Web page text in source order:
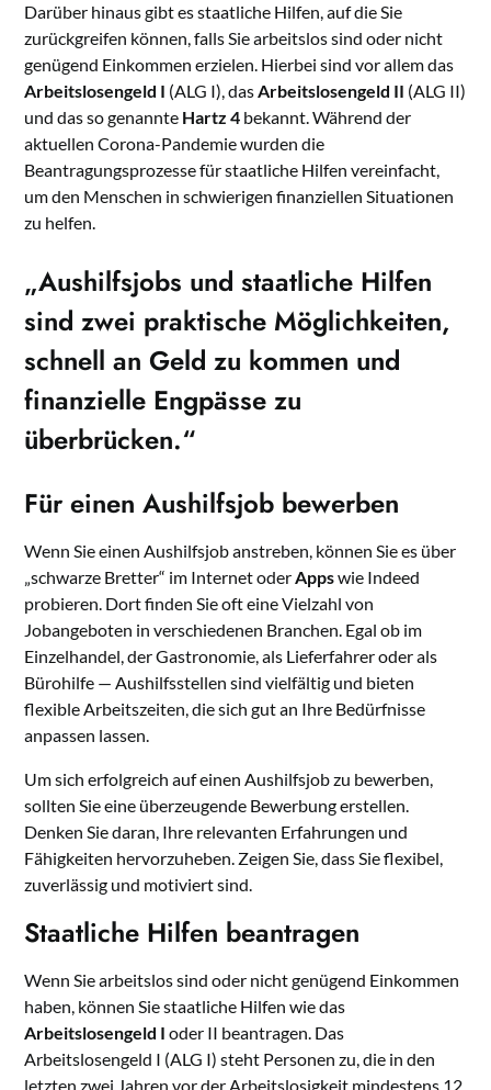
Darüber hinaus gibt es staatliche Hilfen, auf die Sie
zurückgreifen können, falls Sie arbeitslos sind oder nicht
genügend Einkommen erzielen. Hierbei sind vor allem das
Arbeitslosengeld I (ALG I), dasArbeitslosengeld II (ALG II)
und das so genannte Hartz 4 bekannt. Während der
aktuellen Corona-Pandemie wurden die
Beantragungsprozesse für staatliche Hilfen vereinfacht,
um den Menschen in schwierigen finanziellen Situationen
zu helfen.
„Aushilfsjobs und staatliche Hilfen
sind zwei praktische Möglichkeiten,
schnell an Geld zu kommen und
finanzielle Engpässe zu
überbrücken.“
Für einen Aushilfsjob bewerben
Wenn Sie einen Aushilfsjob anstreben, können Sie es über
„schwarze Bretter“ im Internet oderAppswie Indeed
probieren. Dort finden Sie oft eine Vielzahl von
Jobangeboten in verschiedenen Branchen. Egal ob im
Einzelhandel, der Gastronomie, als Lieferfahrer oder als
Bürohilfe — Aushilfsstellen sind vielfältig und bieten
flexible Arbeitszeiten, die sich gut an Ihre Bedürfnisse
anpassen lassen.
Um sich erfolgreich auf einen Aushilfsjob zu bewerben,
sollten Sie eine überzeugende Bewerbung erstellen.
Denken Sie daran, Ihre relevanten Erfahrungen und
Fähigkeiten hervorzuheben. Zeigen Sie, dass Sie flexibel,
zuverlässig und motiviert sind.
Staatliche Hilfen beantragen
Wenn Sie arbeitslos sind oder nicht genügend Einkommen
haben, können Sie staatliche Hilfen wie das
Arbeitslosengeld I oder II beantragen. Das
Arbeitslosengeld I (ALG I) steht Personen zu, die in den
letzten zwei Jahren vor der Arbeitslosigkeit mindestens 12